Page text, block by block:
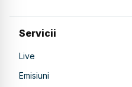
Servicii
Live
Emisiuni